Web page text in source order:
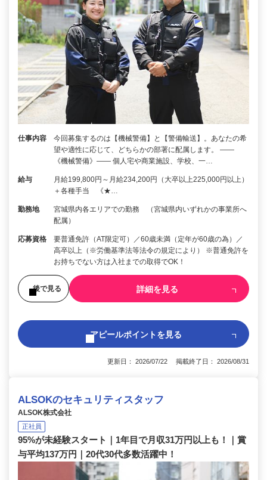
仕事内容
今回募集するのは【機械警備】と【警備輸送】。あなたの希
望や適性に応じて、どちらかの部署に配属します。 ――
《機械警備》―― 個人宅や商業施設、学校、一…
給与
月給199,800円～月給234,200円（大卒以上225,000円以上）
＋各種手当 《★…
勤務地
宮城県内各エリアでの勤務 （宮城県内いずれかの事業所へ
配属）
応募資格
要普通免許（AT限定可）／60歳未満（定年が60歳の為）／
高卒以上（※労働基準法等法令の規定により） ※普通免許を
お持ちでない方は入社までの取得でOK！
後で見る 詳細を見る
アピールポイントを見る
更新日： 2026/07/22 掲載終了日： 2026/08/31
ALSOKのセキュリティスタッフ
ALSOK株式会社
正社員
95%が未経験スタート｜1年目で月収31万円以上も！｜賞
与平均137万円｜20代30代多数活躍中！